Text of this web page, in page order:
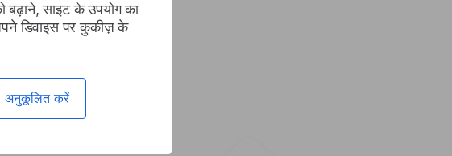
साइट के उपयोग का
डिवाइस पर कुकीज़ के
अनुकूलित करें